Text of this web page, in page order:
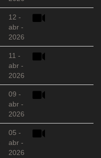
12 -
abr -
2026
11 -
abr -
2026
09 -
abr -
2026
05 -
abr -
2026